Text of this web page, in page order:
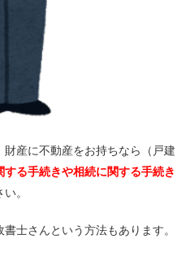
産に不動産をお持ちなら（戸建
する手続きや相続に関する手続き
。
士さんという方法もあります。